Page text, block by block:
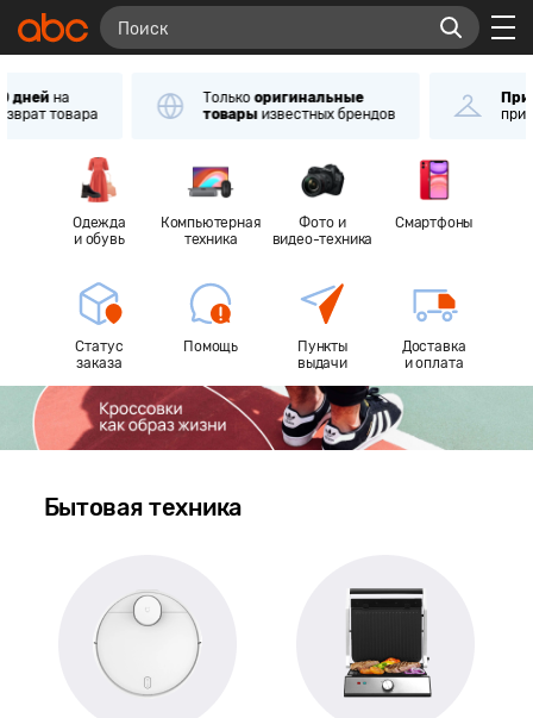
оригинальные
товары
известных брендов
и
при получении
Одежда
и обувь
Компьютерная
техника
Фото и
видео-техника
Смартфоны
Статус
заказа
Помощь
Пункты
выдачи
Доставка
и оплата
Бытовая техника